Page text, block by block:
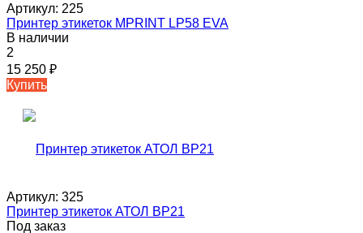
Артикул: 225
Принтер этикеток MPRINT LP58 EVA
В наличии
2
15 250 ₽
Купить
Артикул: 325
Принтер этикеток АТОЛ ВР21
Под заказ